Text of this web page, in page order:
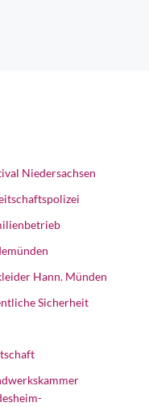
Niedersachsen
Hann. Münden
Sicherheit